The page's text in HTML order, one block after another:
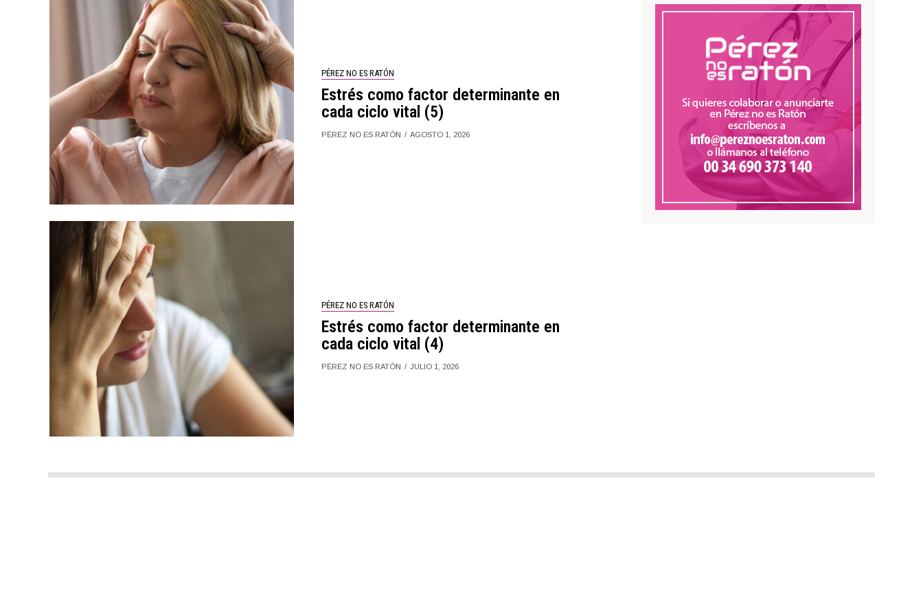
PÉREZ NO ES RATÓN
Estrés como factor determinante en
cada ciclo vital (5)
PÉREZ NO ES RATÓN AGOSTO 1, 2026
PÉREZ NO ES RATÓN
Estrés como factor determinante en
cada ciclo vital (4)
PÉREZ NO ES RATÓN JULIO 1, 2026